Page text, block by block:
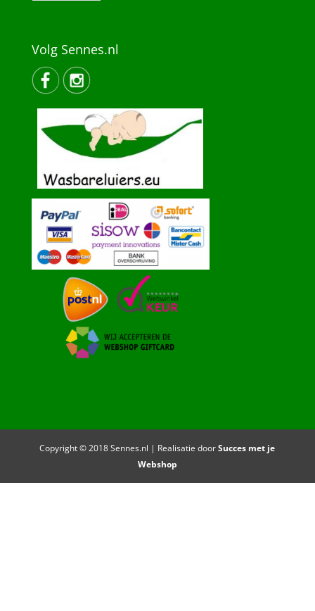
Volg Sennes.nl
Copyright © 2018 Sennes.nl | Realisatie doorSucces met je
Webshop